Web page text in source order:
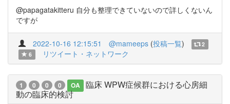
@papagatakitteru 自分も整理できていないので詳しくないん
ですが
2022-10-16 12:15:51 @mameeps (投稿一覧)
2
6
リツイート・ネットワーク
1 0 0 0 OA
臨床 WPW症候群における心房細
動の臨床的検討